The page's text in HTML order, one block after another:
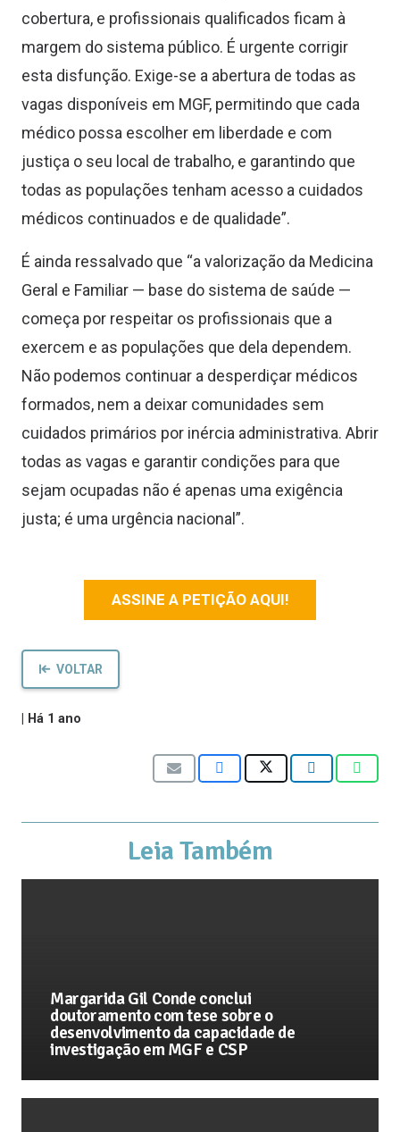
cobertura, e profissionais qualificados ficam à
margem do sistema público. É urgente corrigir
esta disfunção. Exige-se a abertura de todas as
vagas disponíveis em MGF, permitindo que cada
médico possa escolher em liberdade e com
justiça o seu local de trabalho, e garantindo que
todas as populações tenham acesso a cuidados
médicos continuados e de qualidade”.
É ainda ressalvado que “a valorização da Medicina
Geral e Familiar — base do sistema de saúde —
começa por respeitar os profissionais que a
exercem e as populações que dela dependem.
Não podemos continuar a desperdiçar médicos
formados, nem a deixar comunidades sem
cuidados primários por inércia administrativa. Abrir
todas as vagas e garantir condições para que
sejam ocupadas não é apenas uma exigência
justa; é uma urgência nacional”.
ASSINE A PETIÇÃO AQUI!
VOLTAR
Há 1 ano
Leia Também
Margarida Gil Conde conclui
doutoramento com tese sobre o
desenvolvimento da capacidade de
investigação em MGF e CSP